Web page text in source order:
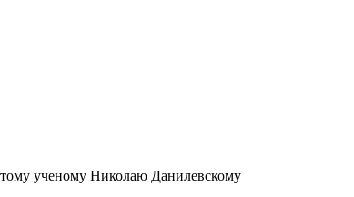
ученому Николаю Данилевскому